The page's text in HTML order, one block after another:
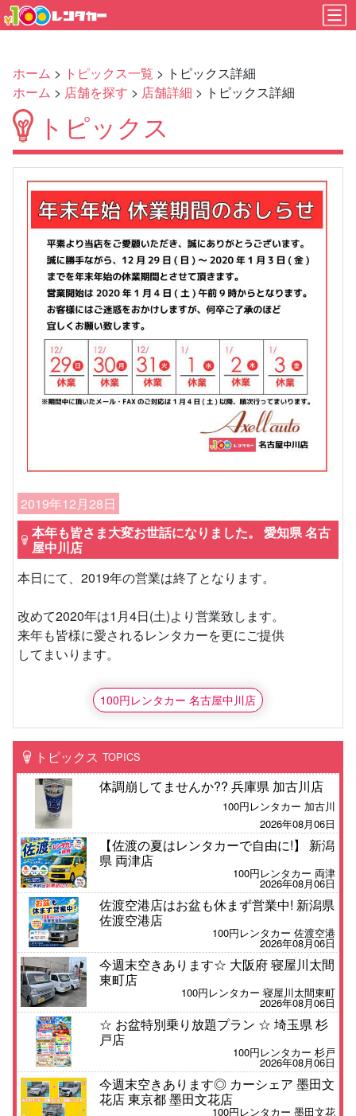
ホーム > トピックス一覧 > トピックス詳細
ホーム > 店舗を探す > 店舗詳細 > トピックス詳細
トピックス
Previous
2019年12月28日
本年も皆さま大変お世話になりました。 愛知県 名古
屋中川店
本日にて、2019年の営業は終了となります。
改めて2020年は1月4日(土)より営業致します。
来年も皆様に愛されるレンタカーを更にご提供
してまいります。
100円レンタカー 名古屋中川店
トピックス TOPICS
体調崩してませんか?? 兵庫県 加古川店
100円レンタカー 加古川
2026年08月06日
【佐渡の夏はレンタカーで自由に!】 新潟
県 両津店
100円レンタカー 両津
2026年08月06日
佐渡空港店はお盆も休まず営業中! 新潟県
佐渡空港店
100円レンタカー 佐渡空港
2026年08月06日
今週末空きあります☆ 大阪府 寝屋川太間
東町店
100円レンタカー 寝屋川太間東町
2026年08月06日
☆ お盆特別乗り放題プラン ☆ 埼玉県 杉
戸店
100円レンタカー 杉戸
2026年08月06日
今週末空きあります◎ カーシェア 墨田文
花店 東京都 墨田文花店
100円レンタカー 墨田文花